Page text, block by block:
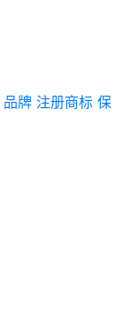
品牌 注册商标 保